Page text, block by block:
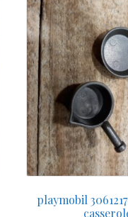
playmobil